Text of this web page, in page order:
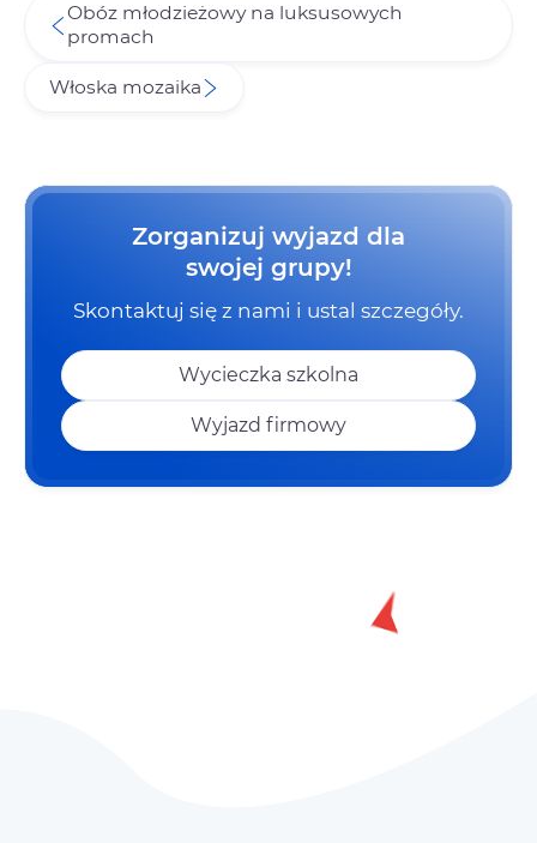
Obóz młodzieżowy na luksusowych
promach
Włoska mozaika
Zorganizuj wyjazd dla
swojej grupy!
Skontaktuj się z nami i ustal szczegóły.
Wycieczka szkolna
Wyjazd firmowy